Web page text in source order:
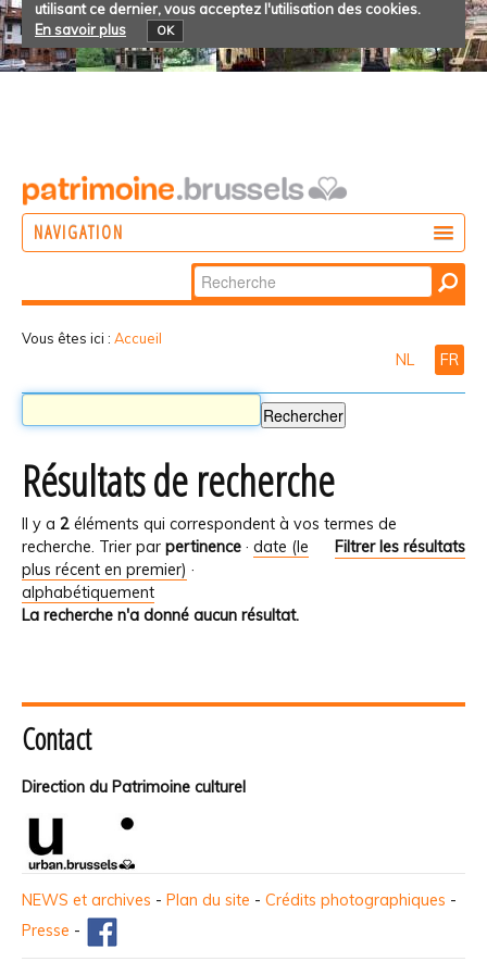
utilisant ce dernier, vous acceptez l'utilisation des cookies.
En savoir plus
OK
NAVIGATION
Chercher par
Recherche
Vous êtes ici : Accueil
NL FR
Résultats de recherche
Il y a 2 éléments qui correspondent à vos termes de
recherche.
Filtrer les résultats
Trier par pertinence · date (le
plus récent en premier) ·
alphabétiquement
La recherche n'a donné aucun résultat.
Contact
Direction du Patrimoine culturel
NEWS et archives - Plan du site - Crédits photographiques -
Presse -